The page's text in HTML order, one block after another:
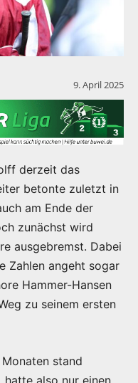
9. April 2025
derzeit das
betonte zuletzt in
am Ende der
zunächst wird
ausgebremst. Dabei
Zahlen angeht sogar
Hammer-Hansen
zu seinem ersten
stand
hatte also nur einen